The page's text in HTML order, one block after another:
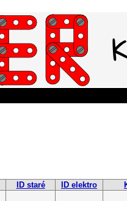
ID staré ID elektro